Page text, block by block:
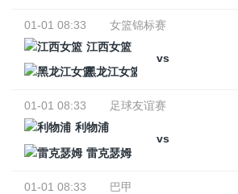
01-01 08:33
女篮锦标赛
江西女篮
vs
黑龙江女篮
01-01 08:33
足球友谊赛
利物浦
vs
雷克瑟姆
01-01 08:33
巴甲